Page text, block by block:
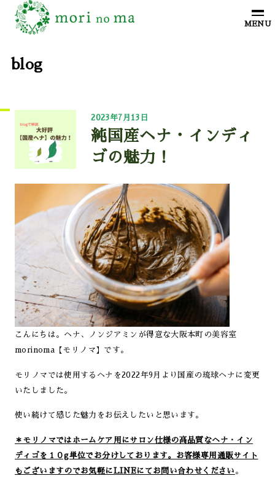
blog
2023年7月13日
純国産ヘナ・インディ
ゴの魅力！
こんにちは。ヘナ、ノンジアミンが得意な大阪本町の美容室
morinoma【モリノマ】です。
モリノマでは使用するヘナを2022年9月より国産の琉球ヘナに変更
いたしました。
使い続けて感じた魅力をお伝えしたいと思います。
＊モリノマではホームケア用にサロン仕様の高品質なヘナ・イン
ディゴを１０g単位でお分けしております。お客様専用通販サイト
もございますのでお気軽にLINEにてお問い合わせください 。